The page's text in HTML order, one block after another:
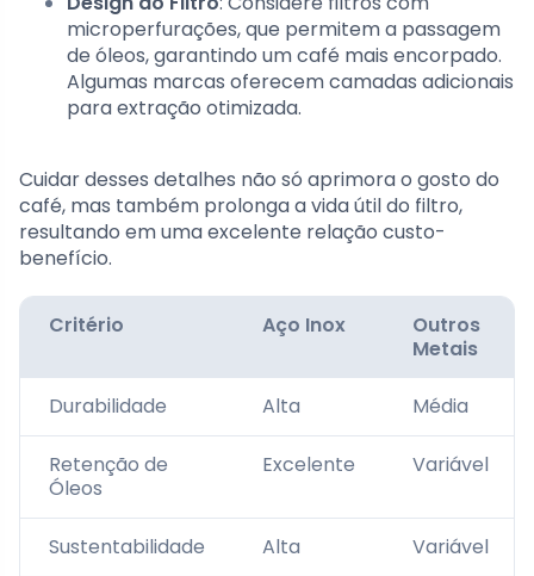
microperfurações, que permitem a passagem
de óleos, garantindo um café mais encorpado.
Algumas marcas oferecem camadas adicionais
para extração otimizada.
Cuidar desses detalhes não só aprimora o gosto do
café, mas também prolonga a vida útil do filtro,
resultando em uma excelente relação custo-
benefício.
Critério Aço Inox
Outros
Metais
Durabilidade Alta Média
Retenção de
Óleos
Excelente Variável
Sustentabilidade Alta Variável